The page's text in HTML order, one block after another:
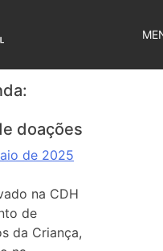
doações
de 2025
na CDH
de
da Criança,